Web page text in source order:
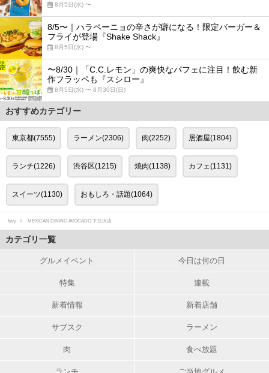
8月5日(水) 〜
8/5〜｜ハラペーニョの辛さが癖になる！限定バーガー＆
フライが登場『Shake Shack』
8月5日(水) 〜
〜8/30｜「C.C.レモン」の爽快なパフェに注目！飲む新
作フラッペも『スシロー』
8月5日(水) 〜 8月30日(日)
おすすめカテゴリー
東京都(7555) ラーメン(2306) 肉(2252) 居酒屋(1804)
ランチ(1226) 渋谷区(1215) 焼肉(1138) カフェ(1131)
スイーツ(1130) おもしろ・話題(1064)
favy MEXICAN DINING AVOCADO 下北沢店
カテゴリ一覧
グルメイベント 今日は何の日
特集 連載
新着情報 新着店舗
サブスク ラーメン
肉 食べ放題